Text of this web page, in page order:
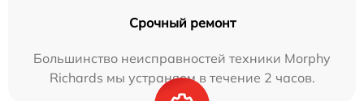
Срочный ремонт
Большинство неисправностей техники Morphy
Richards мы устраняем в течение 2 часов.